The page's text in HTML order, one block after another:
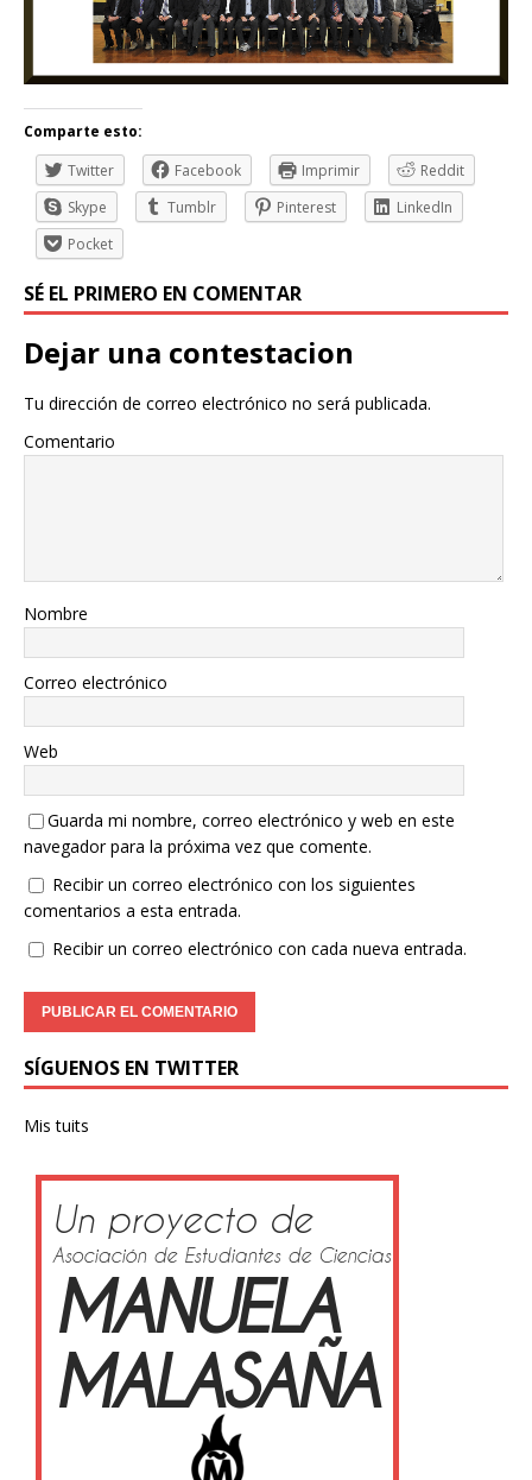
Comparte esto:
Twitter
Facebook Imprimir
Reddit
Skype
Tumblr Pinterest
LinkedIn
Pocket
SÉ EL PRIMERO EN COMENTAR
Dejar una contestacion
Tu dirección de correo electrónico no será publicada.
Comentario
Nombre
Correo electrónico
Web
Guarda mi nombre, correo electrónico y web en este
navegador para la próxima vez que comente.
Recibir un correo electrónico con los siguientes
comentarios a esta entrada.
Recibir un correo electrónico con cada nueva entrada.
SÍGUENOS EN TWITTER
Mis tuits